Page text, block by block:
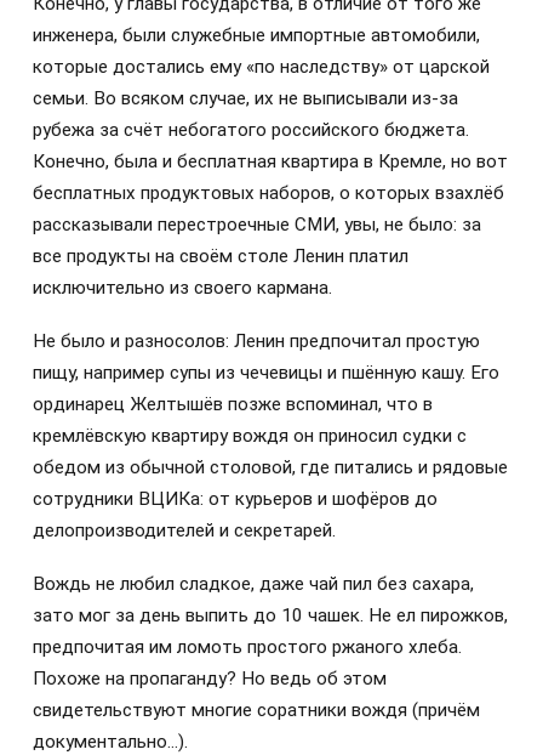
инженера, были служебные импортные автомобили,
которые достались ему «по наследству» от царской
семьи. Во всяком случае, их не выписывали из-за
рубежа за счёт небогатого российского бюджета.
Конечно, была и бесплатная квартира в Кремле, но вот
бесплатных продуктовых наборов, о которых взахлёб
рассказывали перестроечные СМИ, увы, не было: за
все продукты на своём столе Ленин платил
исключительно из своего кармана.
Не было и разносолов: Ленин предпочитал простую
пищу, например супы из чечевицы и пшённую кашу. Его
ординарец Желтышёв позже вспоминал, что в
кремлёвскую квартиру вождя он приносил судки с
обедом из обычной столовой, где питались и рядовые
сотрудники ВЦИКа: от курьеров и шофёров до
делопроизводителей и секретарей.
Вождь не любил сладкое, даже чай пил без сахара,
зато мог за день выпить до 10 чашек. Не ел пирожков,
предпочитая им ломоть простого ржаного хлеба.
Похоже на пропаганду? Но ведь об этом
свидетельствуют многие соратники вождя (причём
документально…).